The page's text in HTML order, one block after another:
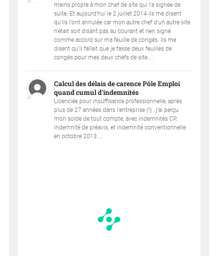
mains propre à mon chef de site qui l'a signée de
suite. Et aujourd'hui le 2 juillet 2014 ils me disent
qu'ils l'ont annulée car mon autre chef d'un autre site
n'était soit disant pas au courant et rien signé
comme accord sur ma feuille de congés. Ils me
disent qu'il fallait que je fasse deux feuilles de
congés pour mes deux chefs de site....
Calcul des délais de carence Pôle Emploi
quand cumul d'indemnités
Licenciée pour insuffisance professionnelle, après
plus de 27 années dans l'entreprise (!) , j'ai perçu
mon solde de tout compte, avec indemnités CP,
indemnité de préavis, et indemnité conventionnelle
en octobre 2013....